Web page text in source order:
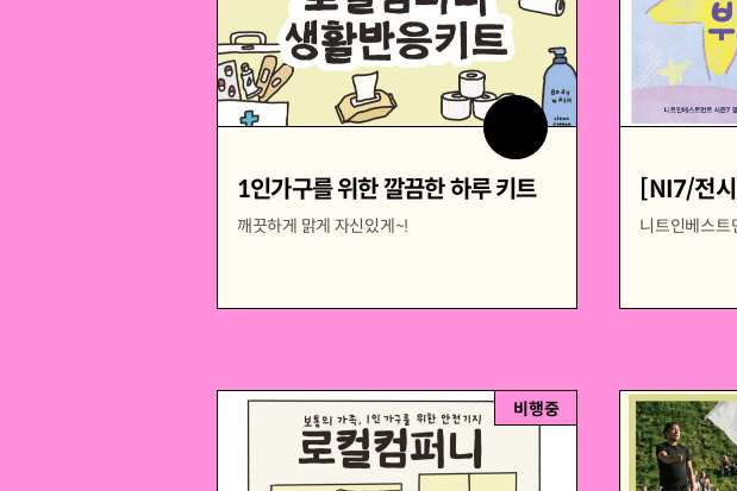
1인가구를 위한 깔끔한 하루 키트
깨끗하게 맑게 자신있게~!
[NI7/전
니트인베스트
비행중